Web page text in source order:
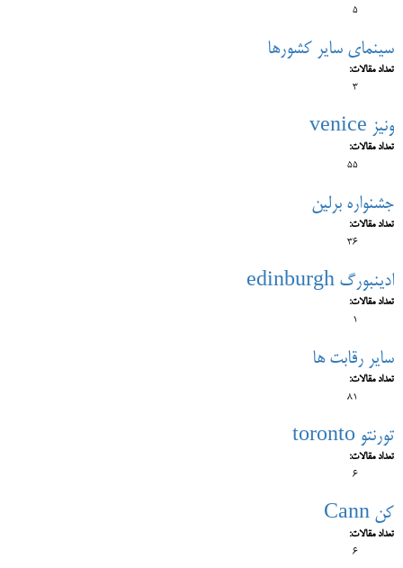
5
سینمای سایر کشورها
تعداد مقالات:
3
ونیز venice
تعداد مقالات:
55
جشنواره برلین
تعداد مقالات:
36
ادینبورگ edinburgh
تعداد مقالات:
1
سایر رقابت ها
تعداد مقالات:
81
تورنتو toronto
تعداد مقالات:
6
کن Cann
تعداد مقالات:
6